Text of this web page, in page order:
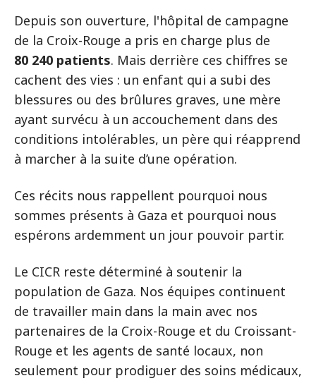
Depuis son ouverture, l'hôpital de campagne
de la Croix-Rouge a pris en charge plus de
80 240 patients. Mais derrière ces chiffres se
cachent des vies : un enfant qui a subi des
blessures ou des brûlures graves, une mère
ayant survécu à un accouchement dans des
conditions intolérables, un père qui réapprend
à marcher à la suite d’une opération.
Ces récits nous rappellent pourquoi nous
sommes présents à Gaza et pourquoi nous
espérons ardemment un jour pouvoir partir.
Le CICR reste déterminé à soutenir la
population de Gaza. Nos équipes continuent
de travailler main dans la main avec nos
partenaires de la Croix-Rouge et du Croissant-
Rouge et les agents de santé locaux, non
seulement pour prodiguer des soins médicaux,